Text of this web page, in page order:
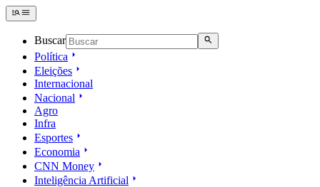
Buscar
Política
Eleições
Internacional
Nacional
Agro
Infra
Esportes
Economia
CNN Money
Inteligência Artificial